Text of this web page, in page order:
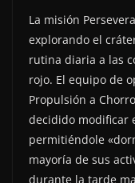
La misión
explorando el
rutina diaria a las
rojo. El equipo de
Propulsión a
decidido modificar
permitiéndole
mayoría de sus
durante la tarde